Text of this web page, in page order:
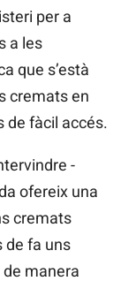
per a
a les
que s’està
cremats en
de fàcil accés.
-
ofereix una
cremats
de fa uns
manera